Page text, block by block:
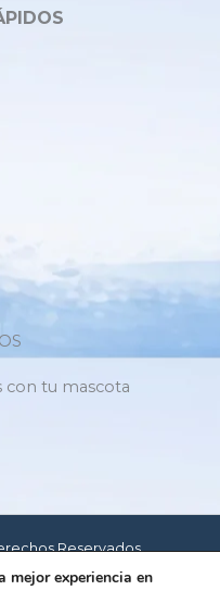
tu mascota
Reservados
mejor experiencia en